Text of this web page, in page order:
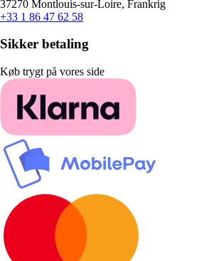
37270 Montlouis-sur-Loire, Frankrig
+33 1 86 47 62 58
Sikker betaling
Køb trygt på vores side